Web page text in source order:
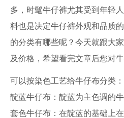
多，时髦牛仔裤尤其受到年轻
料也是决定牛仔裤外观和品质
的分类有哪些呢？今天就跟大
及价格，希望看完文章后您对
可以按染色工艺给牛仔布分类：
靛蓝牛仔布：靛蓝为主色调的牛
套色牛仔布：在靛蓝的基础上在